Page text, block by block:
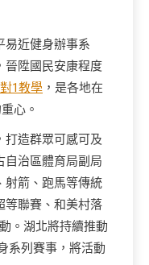
易近健身辦事系
晉陞國民安康程度
1教學 ，是各地在
心。
打造群眾可感可及
自治區體育局副局
射箭、跑馬等傳統
等聯賽、和美村落
。湖北將持續推動
系列賽事，將活動